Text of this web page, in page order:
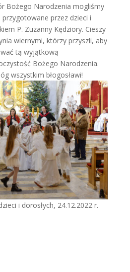
Bożego Narodzenia mogliśmy
przygotowane przez dzieci i
P. Zuzanny Kędziory. Cieszy
wiernymi, którzy przyszli, aby
tą wyjątkową
Bożego Narodzenia.
wszystkim błogosławi!
i dorosłych, 24.12.2022 r.